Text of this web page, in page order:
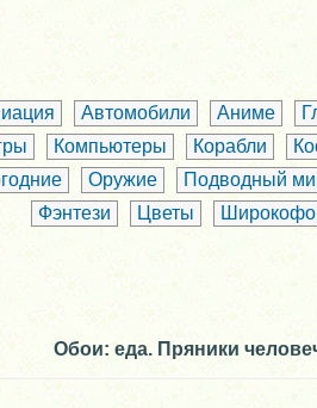
Автомобили Аниме
Компьютеры Корабли
Оружие Подводный
Фэнтези
Цветы
Обои: еда. Пряники